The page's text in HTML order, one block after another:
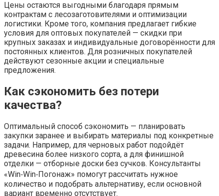
Цены остаются выгодными благодаря прямым
контрактам с лесозаготовителями и оптимизации
логистики. Кроме того, компания предлагает гибкие
условия для оптовых покупателей — скидки при
крупных заказах и индивидуальные договорённости для
постоянных клиентов. Для розничных покупателей
действуют сезонные акции и специальные
предложения.
Как сэкономить без потери
качества?
Оптимальный способ сэкономить — планировать
закупки заранее и выбирать материалы под конкретные
задачи. Например, для черновых работ подойдёт
древесина более низкого сорта, а для финишной
отделки — отборные доски без сучков. Консультанты
«Win‑Win‑Погонаж» помогут рассчитать нужное
количество и подобрать альтернативу, если основной
вариант временно отсутствует.